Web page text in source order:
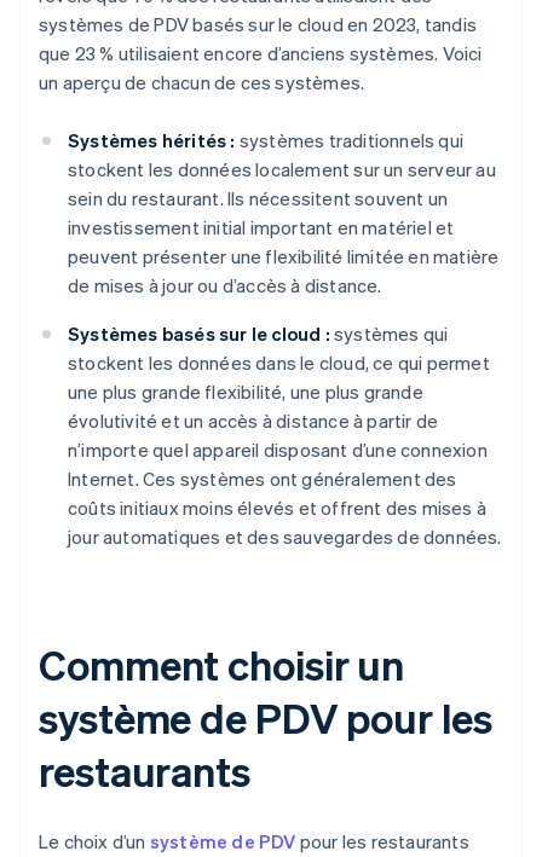
systèmes de PDV basés sur le cloud en 2023, tandis
que 23 % utilisaient encore d’anciens systèmes. Voici
un aperçu de chacun de ces systèmes.
Systèmes hérités : systèmes traditionnels qui
stockent les données localement sur un serveur au
sein du restaurant. Ils nécessitent souvent un
investissement initial important en matériel et
peuvent présenter une flexibilité limitée en matière
de mises à jour ou d’accès à distance.
Systèmes basés sur le cloud : systèmes qui
stockent les données dans le cloud, ce qui permet
une plus grande flexibilité, une plus grande
évolutivité et un accès à distance à partir de
n’importe quel appareil disposant d’une connexion
Internet. Ces systèmes ont généralement des
coûts initiaux moins élevés et offrent des mises à
jour automatiques et des sauvegardes de données.
Comment choisir un
système de PDV pour les
restaurants
Le choix d’un système de PDV pour les restaurants